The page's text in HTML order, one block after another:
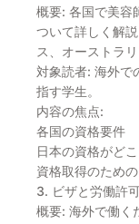
概要: 各国で美容
ついて詳しく解
ス、オーストラ
対象読者: 海外で
指す学生。
内容の焦点:
各国の資格要件
日本の資格がど
資格取得のため
3. ビザと労働許
概要: 海外で働く